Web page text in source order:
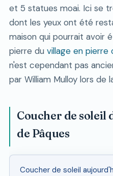
et 5 statues moai. Ici se
dont les yeux ont été
maison qui pourrait avoir
pierre du village en pierre
n'est cependant pas
par William Mulloy lors de
Coucher de soleil
de Pâques
Coucher de soleil